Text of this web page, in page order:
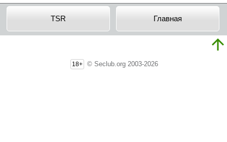
TSR Главная
18+ © Seclub.org 2003-2026